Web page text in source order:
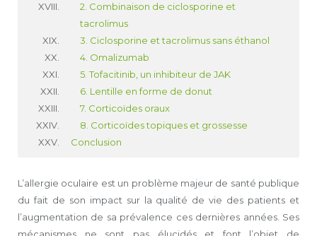
2. Combinaison de ciclosporine et
tacrolimus
3. Ciclosporine et tacrolimus sans éthanol
4. Omalizumab
5. Tofacitinib, un inhibiteur de JAK
6. Lentille en forme de donut
7. Corticoïdes oraux
8. Corticoïdes topiques et grossesse
Conclusion
L’allergie oculaire est un problème majeur de santé publique
du fait de son impact sur la qualité de vie des patients et
l’augmentation de sa prévalence ces dernières années. Ses